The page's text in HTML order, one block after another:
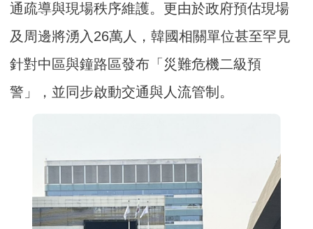
通疏導與現場秩序維護。更由於政府預估現場
及周邊將湧入26萬人，韓國相關單位甚至罕見
針對中區與鐘路區發布「災難危機二級預
警」，並同步啟動交通與人流管制。